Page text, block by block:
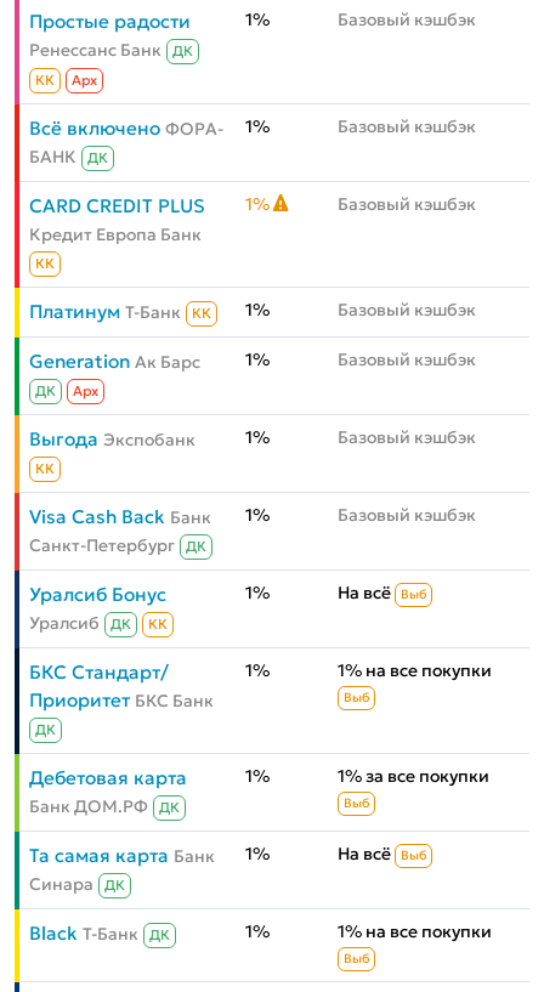
Простые радости
Ренессанс Банк
ДК
КК
Aрх
1% Базовый кэшбэк
Всё включено ФОРА-
БАНК
ДК
1% Базовый кэшбэк
CARD CREDIT PLUS
Кредит Европа Банк
КК
1% Базовый кэшбэк
Платинум Т-Банк КК 1% Базовый кэшбэк
Generation Ак Барс
ДК Aрх
1% Базовый кэшбэк
Выгода Экспобанк
КК
1% Базовый кэшбэк
Visa Cash Back Банк
Санкт-Петербург
ДК
1% Базовый кэшбэк
Уралсиб Бонус
Уралсиб ДК КК
1% На всё Выб
БКС Стандарт/
Приоритет БКС Банк
ДК
1% 1% на все покупки
Выб
Дебетовая карта
Банк ДОМ.РФ ДК
1% 1% за все покупки
Выб
Та самая карта Банк
Синара
ДК
1% На всё Выб
Black Т-Банк ДК 1% 1% на все покупки
Выб